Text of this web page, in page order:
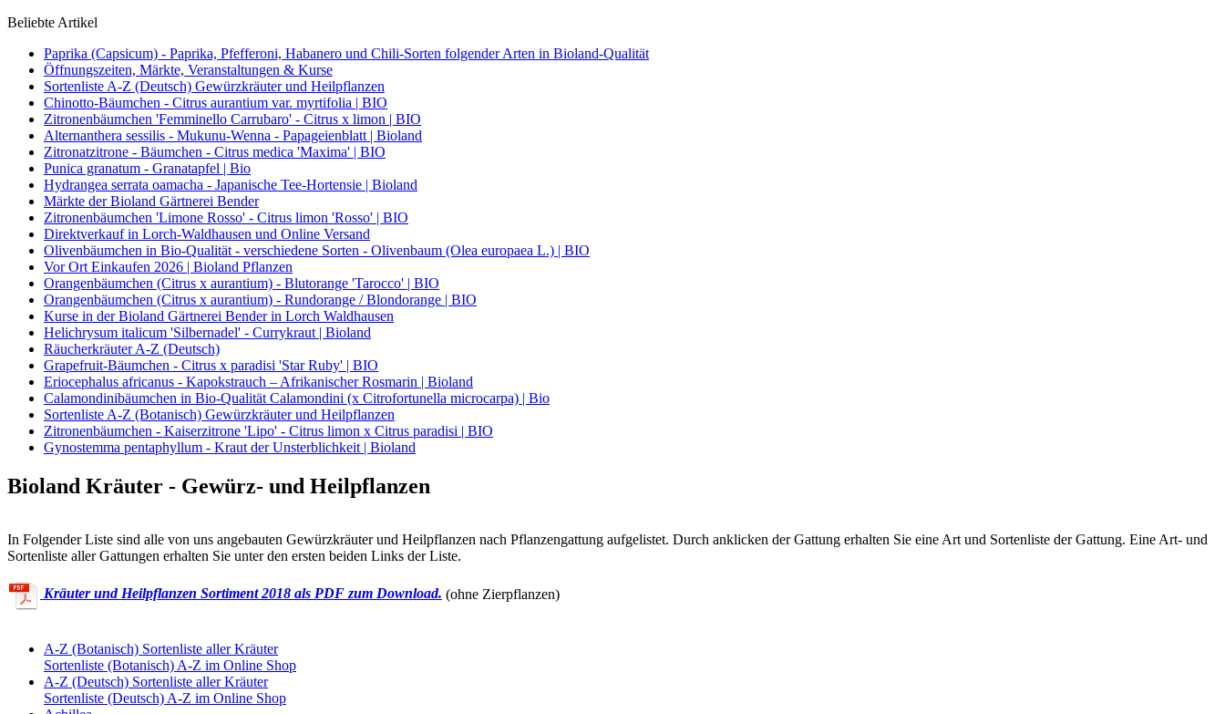
Beliebte Artikel
Paprika (Capsicum) - Paprika, Pfefferoni, Habanero und Chili-Sorten folgender Arten in Bioland-Qualität
Öffnungszeiten, Märkte, Veranstaltungen & Kurse
Sortenliste A-Z (Deutsch) Gewürzkräuter und Heilpflanzen
Chinotto-Bäumchen - Citrus aurantium var. myrtifolia | BIO
Zitronenbäumchen 'Femminello Carrubaro' - Citrus x limon | BIO
Alternanthera sessilis - Mukunu-Wenna - Papageienblatt | Bioland
Zitronatzitrone - Bäumchen - Citrus medica 'Maxima' | BIO
Punica granatum - Granatapfel | Bio
Hydrangea serrata oamacha - Japanische Tee-Hortensie | Bioland
Märkte der Bioland Gärtnerei Bender
Zitronenbäumchen 'Limone Rosso' - Citrus limon 'Rosso' | BIO
Direktverkauf in Lorch-Waldhausen und Online Versand
Olivenbäumchen in Bio-Qualität - verschiedene Sorten - Olivenbaum (Olea europaea L.) | BIO
Vor Ort Einkaufen 2026 | Bioland Pflanzen
Orangenbäumchen (Citrus x aurantium) - Blutorange 'Tarocco' | BIO
Orangenbäumchen (Citrus x aurantium) - Rundorange / Blondorange | BIO
Kurse in der Bioland Gärtnerei Bender in Lorch Waldhausen
Helichrysum italicum 'Silbernadel' - Currykraut | Bioland
Räucherkräuter A-Z (Deutsch)
Grapefruit-Bäumchen - Citrus x paradisi 'Star Ruby' | BIO
Eriocephalus africanus - Kapokstrauch – Afrikanischer Rosmarin | Bioland
Calamondinibäumchen in Bio-Qualität Calamondini (x Citrofortunella microcarpa) | Bio
Sortenliste A-Z (Botanisch) Gewürzkräuter und Heilpflanzen
Zitronenbäumchen - Kaiserzitrone 'Lipo' - Citrus limon x Citrus paradisi | BIO
Gynostemma pentaphyllum - Kraut der Unsterblichkeit | Bioland
Bioland Kräuter - Gewürz- und Heilpflanzen
In Folgender Liste sind alle von uns angebauten Gewürzkräuter und Heilpflanzen nach Pflanzengattung aufgelistet. Durch anklicken der Gattung erhalten Sie eine Art und Sortenliste der Gattung. Eine Art- und
Sortenliste aller Gattungen erhalten Sie unter den ersten beiden Links der Liste.
Kräuter und Heilpflanzen Sortiment 2018 als PDF zum Download. (ohne Zierpflanzen)
A-Z (Botanisch) Sortenliste aller Kräuter
Sortenliste (Botanisch) A-Z im Online Shop
A-Z (Deutsch) Sortenliste aller Kräuter
Sortenliste (Deutsch) A-Z im Online Shop